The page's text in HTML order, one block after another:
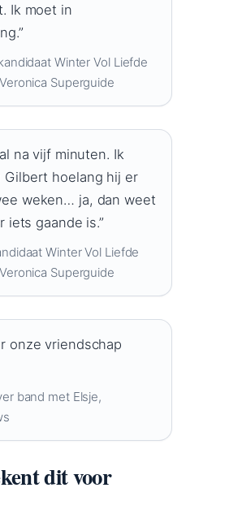
Ik moet in
Winter Vol Liefde
Superguide
na vijf minuten. Ik
Gilbert hoelang hij er
weken… ja, dan weet
iets gaande is.”
Winter Vol Liefde
Superguide
onze vriendschap
band met Elsje,
dit voor